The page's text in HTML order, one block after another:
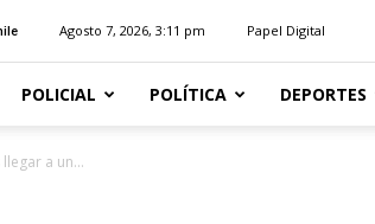
Agosto 7, 2026, 3:11 pm Papel Digital
POLICIAL POLÍTICA DEPORTES
a un...